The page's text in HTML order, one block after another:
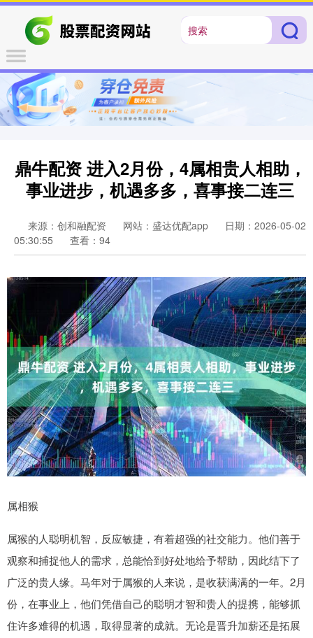
鼎牛配资 进入2月份，4属相贵人相助，
事业进步，机遇多多，喜事接二连三
来源：创和融配资 网站：盛达优配app
日期：2026-05-02
05:30:55
查看：94
属相猴
属猴的人聪明机智，反应敏捷，有着超强的社交能力。他们善于
观察和捕捉他人的需求，总能恰到好处地给予帮助，因此结下了
广泛的贵人缘。马年对于属猴的人来说，是收获满满的一年。2月
份，在事业上，他们凭借自己的聪明才智和贵人的提携，能够抓
住许多难得的机遇，取得显著的成就。无论是晋升加薪还是拓展